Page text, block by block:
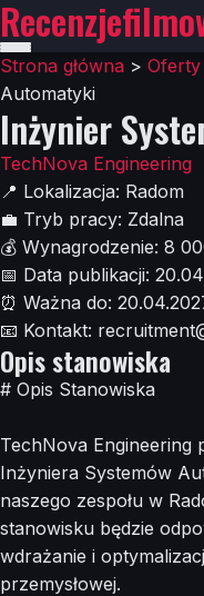
Strona główna >
Automatyki
Inżynier
TechNova Engineering
📍 Lokalizacja: Radom
💼 Tryb pracy: Zdalna
💰 Wynagrodzenie: 8
📅 Data publikacji:
⏰ Ważna do:
📧 Kontakt:
Opis stanowiska
# Opis Stanowiska
TechNova Engineering
Inżyniera Systemów
naszego zespołu w
stanowisku będzie
wdrażanie i
przemysłowej.